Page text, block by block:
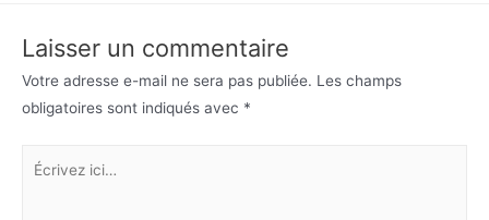
Laisser un commentaire
Votre adresse e-mail ne sera pas publiée. Les champs
obligatoires sont indiqués avec *